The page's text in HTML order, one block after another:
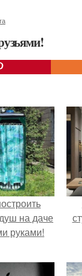
на даче
руками!